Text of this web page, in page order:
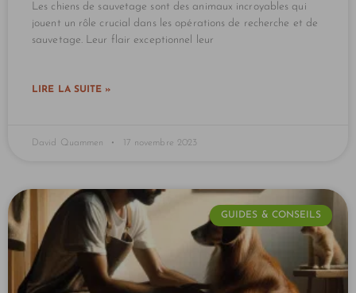
Les chiens de sauvetage sont des animaux incroyables qui
jouent un rôle crucial dans les opérations de recherche et de
sauvetage. Leur flair exceptionnel leur
LIRE LA SUITE »
David Quammen 17 novembre 2023
GUIDES & CONSEILS